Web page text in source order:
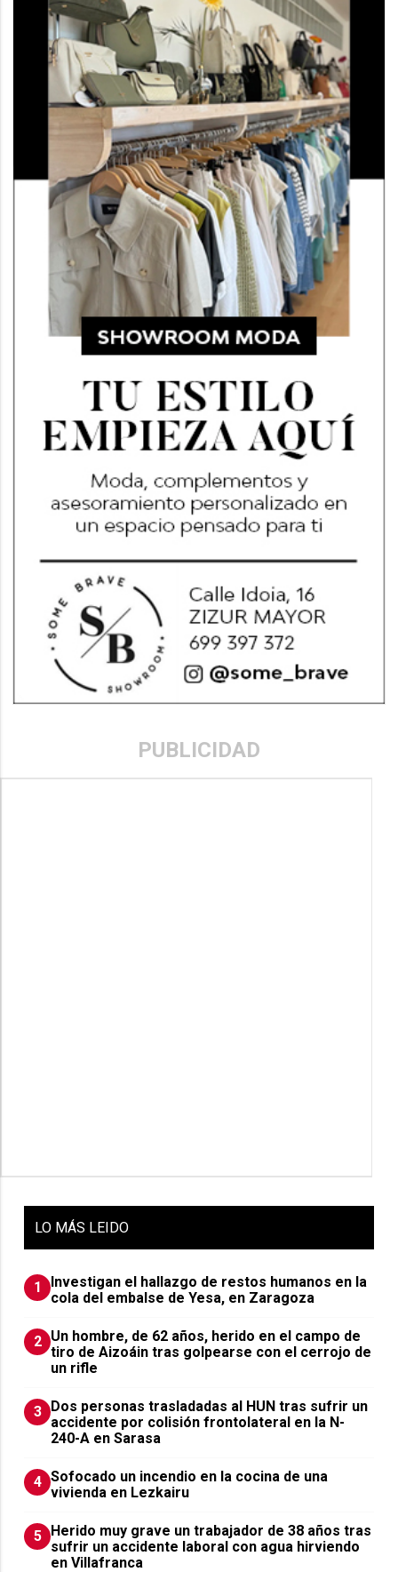
PUBLICIDAD
LO MÁS LEIDO
1
Investigan el hallazgo de restos humanos en la
cola del embalse de Yesa, en Zaragoza
2 Un hombre, de 62 años, herido en el campo de
tiro de Aizoáin tras golpearse con el cerrojo de
un rifle
3 ​Dos personas trasladadas al HUN tras sufrir un
accidente por colisión frontolateral en la N-
240-A en Sarasa
4 Sofocado un incendio en la cocina de una
vivienda en Lezkairu
5 Herido muy grave un trabajador de 38 años tras
sufrir un accidente laboral con agua hirviendo
en Villafranca